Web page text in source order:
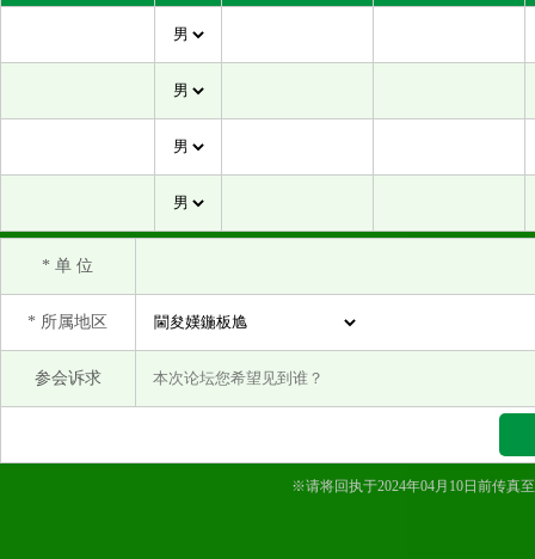
书赞桉诺Suzano
苏州世祥生物纤维有限公司
唐山三友国际贸易有限公司
微山县泰丰纺织有限公司
亚太森博（山东）浆纸有限公司
* 单 位
* 所属地区
参会诉求
※请将回执于2024年04月10日前传真